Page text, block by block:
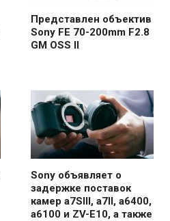
Представлен объектив
Sony FE 70-200mm F2.8
GM OSS II
Sony объявляет о
задержке поставок
камер a7SIII, a7II, a6400,
a6100 и ZV-E10, а также